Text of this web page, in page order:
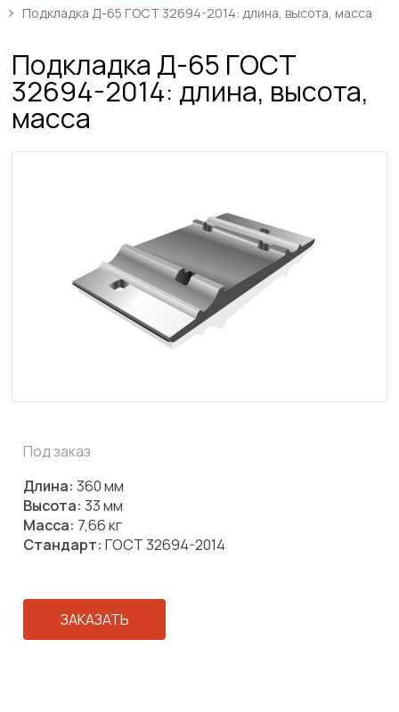
Подкладка Д-65 ГОСТ 32694-2014: длина, высота, масса
Подкладка Д-65 ГОСТ
32694-2014: длина, высота,
масса
Под заказ
Длина: 360 мм
Высота: 33 мм
Масса: 7,66 кг
Стандарт: ГОСТ 32694-2014
ЗАКАЗАТЬ